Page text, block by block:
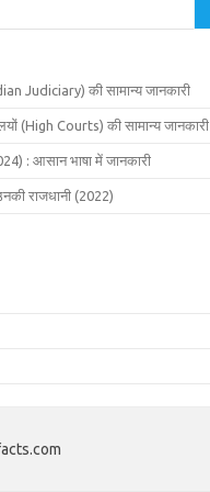
Judiciary) की सामान्य जानकारी
(High Courts) की सामान्य जानकारी
: आसान भाषा में जानकारी
राजधानी (2022)